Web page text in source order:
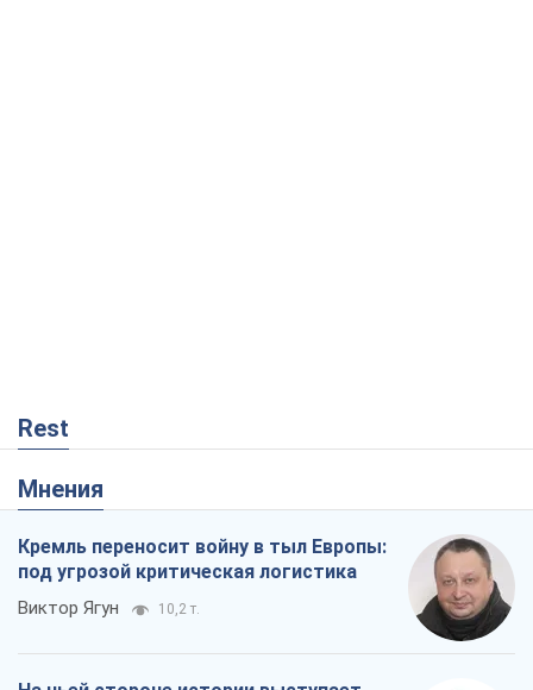
Rest
Мнения
Кремль переносит войну в тыл Европы:
под угрозой критическая логистика
Виктор Ягун 10,2 т.